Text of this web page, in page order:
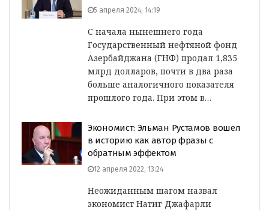
5 апреля 2024, 14:19
С начала нынешнего года
Государственный нефтяной фонд
Азербайджана (ГНФ) продал 1,835
млрд долларов, почти в два раза
больше аналогичного показателя
прошлого года. При этом в…
Экономист: Эльман Рустамов вошел
в историю как автор фразы с
обратным эффектом
12 апреля 2022, 13:24
Неожиданным шагом назвал
экономист Натиг Джафарли